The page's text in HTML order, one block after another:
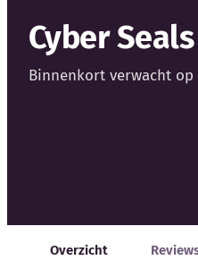
Cyber Seals
Binnenkort verwacht op
Overzicht